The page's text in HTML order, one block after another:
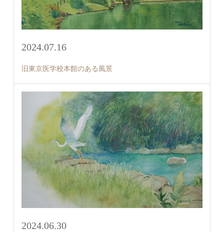
2024.07.16
旧東京医学校本館のある風景
2024.06.30